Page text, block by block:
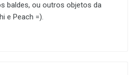
baldes, ou outros objetos da
e Peach =).